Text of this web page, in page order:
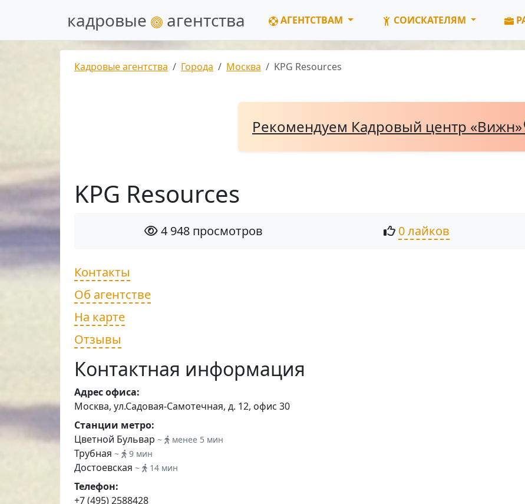
кадровые агентства АГЕНТСТВАМ СОИСКАТЕЛЯМ
Кадровые агентства Города Москва KPG Resources
Рекомендуем Кадровый центр «Вижн»
KPG Resources
4 948 просмотров 0 лайков
Контакты
Об агентстве
На карте
Отзывы
Контактная информация
Адрес офиса:
Москва, ул.Садовая-Самотечная, д. 12, офис 30
Станции метро:
Цветной Бульвар ~ менее 5 мин
Трубная ~ 9 мин
Достоевская ~ 14 мин
Телефон:
+7 (495) 2588428